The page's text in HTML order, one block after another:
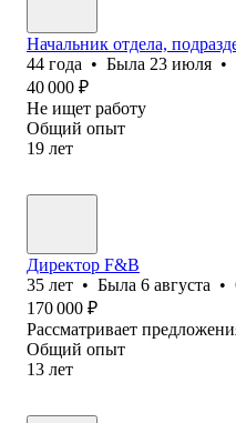
Начальник отдела,
44 года • Была 23 июля •
40 000 ₽
Не ищет работу
Общий опыт
19 лет
Директор F&B
35 лет • Была 6 августа •
170 000 ₽
Рассматривает
Общий опыт
13 лет